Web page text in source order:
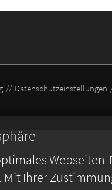
Ihrer
Datenschutzeinstellungen